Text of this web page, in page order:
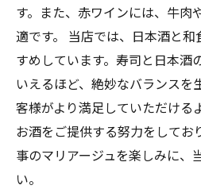
す。また、赤ワインには、牛肉
適です。 当店では、日本酒と和
すめしています。寿司と日本酒
いえるほど、絶妙なバランスを
客様がより満足していただける
お酒をご提供する努力をしてお
事のマリアージュを楽しみに、
い。